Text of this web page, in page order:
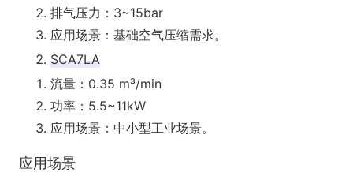
排气压力：3~15bar
应用场景：基础空气压缩需求。
SCA7LA
流量：0.35 m³/min
功率：5.5~11kW
应用场景：中小型工业场景。
应用场景